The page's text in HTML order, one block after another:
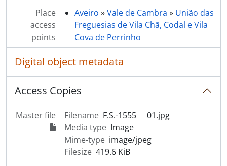
[Item] Retrato de mulher
[Item] Retrato de mulher com vestuário regional
[Item] Retrato de mulher
[Item] Retrato de criança
[Item] Retrato de homem
[Item] Músico
[Item] Retrato de mulher com vestuário regional
[Item] Retrato de mulher com vestuário regional
[Item] Retrato de aluno universitário
[Item] Retrato de padre
Place
access
points
Aveiro »Vale de Cambra » União das
Freguesias de Vila Chã, Codal e Vila
Cova de Perrinho
Digital object metadata
Access Copies
Master file Filename F.S.-1555___01.jpg
Media type Image
Mime-type image/jpeg
Filesize 419.6 KiB